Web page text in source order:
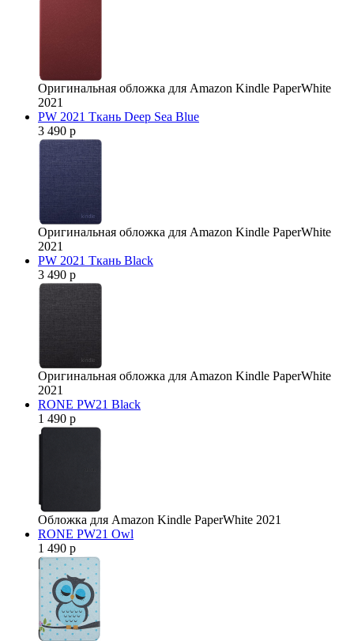
Оригинальная обложка для Amazon Kindle PaperWhite
2021
PW 2021 Ткань Deep Sea Blue
3 490 р
Оригинальная обложка для Amazon Kindle PaperWhite
2021
PW 2021 Ткань Black
3 490 р
Оригинальная обложка для Amazon Kindle PaperWhite
2021
RONE PW21 Black
1 490 р
Обложка для Amazon Kindle PaperWhite 2021
RONE PW21 Owl
1 490 р